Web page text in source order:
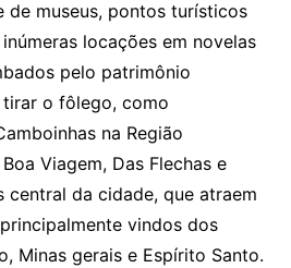
de museus, pontos turísticos
locações em novelas
pelo patrimônio
o fôlego, como
na Região
Viagem, Das Flechas e
central da cidade, que atraem
vindos dos
Minas gerais e Espírito Santo.